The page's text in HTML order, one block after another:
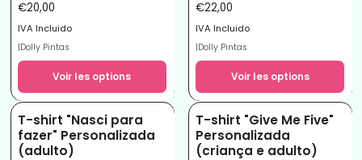
€20,00
IVA Incluido
|Dolly Pintas
Voir les options
€22,00
IVA Incluido
|Dolly Pintas
Voir les options
T-shirt "Nasci para
fazer" Personalizada
(adulto)
T-shirt "Give Me Five"
Personalizada
(criança e adulto)